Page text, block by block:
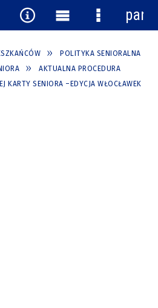
POLITYKA SENIORALNA
AKTUALNA PROCEDURA
KARTY SENIORA –EDYCJA WŁOCŁAWEK
Narzędzia
Menu
główne
Menu
panel